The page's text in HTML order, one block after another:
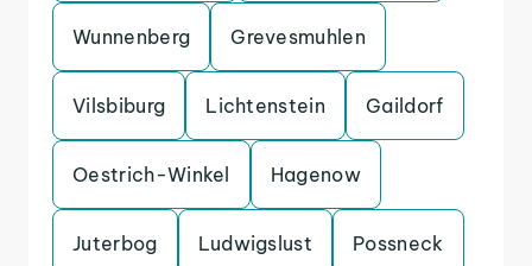
Wunnenberg Grevesmuhlen
Vilsbiburg Lichtenstein Gaildorf
Oestrich-Winkel Hagenow
Juterbog Ludwigslust Possneck